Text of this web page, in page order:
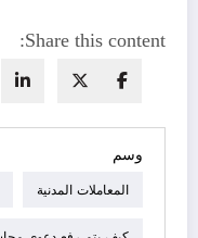
Share this content:
وسم
المعاملات المدنية